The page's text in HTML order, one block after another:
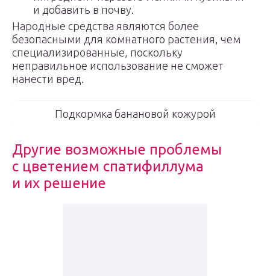
и добавить в почву.
Народные средства являются более
безопасными для комнатного растения, чем
специализированные, поскольку
неправильное использование не сможет
нанести вред.
Подкормка банановой кожурой
Другие возможные проблемы
с цветением спатифиллума
и их решение